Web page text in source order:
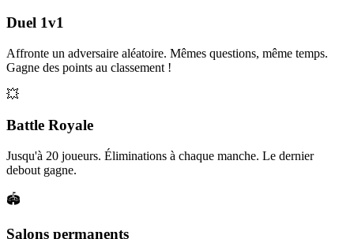
Duel 1v1
Affronte un adversaire aléatoire. Mêmes questions, même temps.
Gagne des points au classement !
💥
Battle Royale
Jusqu'à 20 joueurs. Éliminations à chaque manche. Le dernier
debout gagne.
🏟️
Salons permanents